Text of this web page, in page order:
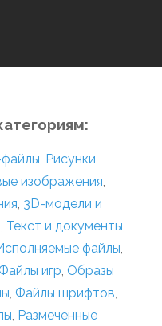
, Рисунки,
изображения,
, 3D-модели и
, Текст и документы,
файлы,
игр, Образы
, Файлы шрифтов,
, Размеченные